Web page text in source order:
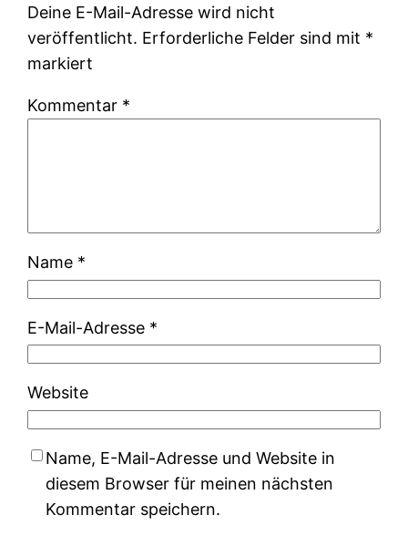
Deine E-Mail-Adresse wird nicht
veröffentlicht. Erforderliche Felder sind mit *
markiert
Kommentar *
Name *
E-Mail-Adresse *
Website
Name, E-Mail-Adresse und Website in
diesem Browser für meinen nächsten
Kommentar speichern.